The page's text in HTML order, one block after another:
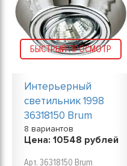
БЫСТРЫЙ ПРОСМОТР
Интерьерный
светильник 1998
36318150 Brum
8 вариантов
Цена: 10548 рублей
Арт. 36318150 Brum